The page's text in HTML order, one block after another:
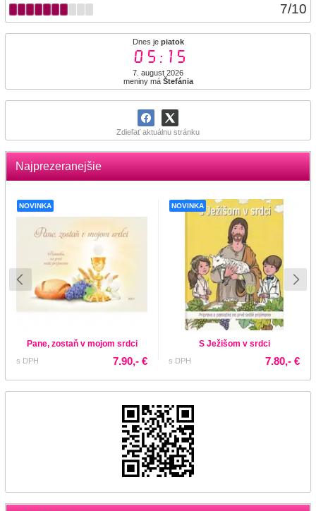
7/10
Dnes je piatok
05:15
7. august 2026
meniny má Štefánia
Zdieľať aktuálnu stránku
Najprezeranejšie
NOVINKA
Pane, zostaň v mojom srdci
s DPH 7.90,- €
NOVINKA
S Ježišom v srdci
s DPH 7.80,- €